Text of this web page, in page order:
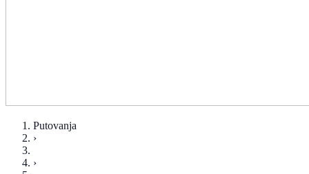
Putovanja
›
›